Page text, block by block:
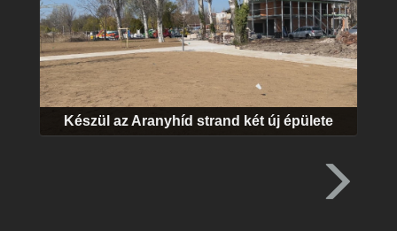
Készül az Aranyhíd strand két új épülete